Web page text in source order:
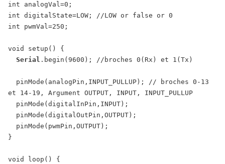
int analogVal=0;
int digitalState=LOW; //LOW or false or 0
int pwmVal=250;
void setup() {
Serial .begin(9600); //broches 0(Rx) et 1(Tx)
et 14-19, Argument OUTPUT, INPUT, INPUT_PULLUP
}
void loop() {